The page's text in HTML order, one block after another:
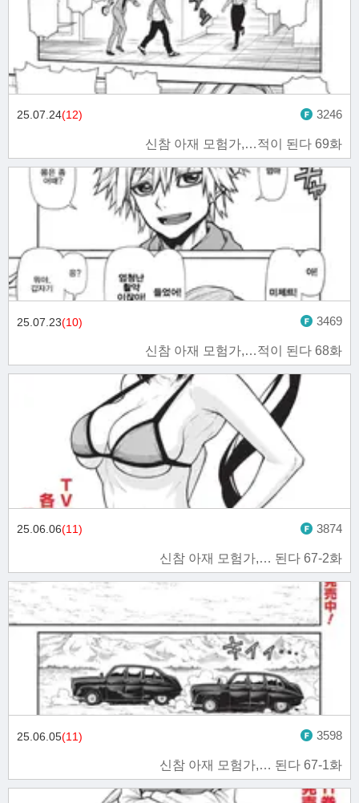
신참 아재 모험가,…적이 된다 69화
25.07.24(12) 3246
신참 아재 모험가,…적이 된다 68화
25.07.23(10) 3469
신참 아재 모험가,… 된다 67-2화
25.06.06(11) 3874
신참 아재 모험가,… 된다 67-1화
25.06.05(11) 3598